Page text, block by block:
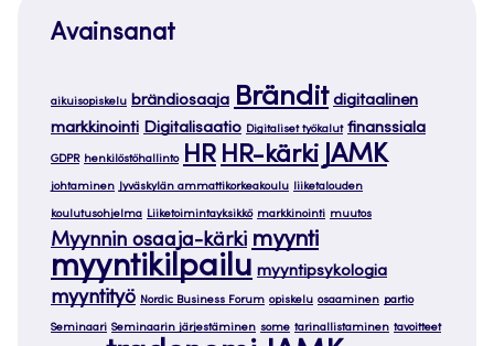
Avainsanat
aikuisopiskelu brändiosaaja Brändit digitaalinen
markkinointi Digitalisaatio Digitaliset työkalut finanssiala
GDPR henkilöstöhallinto HR HR-kärki JAMK
johtaminen Jyväskylän ammattikorkeakoulu liiketalouden
koulutusohjelma Liiketoimintayksikkö markkinointi muutos
Myynnin osaaja-kärki myynti
myyntikilpailu myyntipsykologia
myyntityö Nordic Business Forum opiskelu osaaminen partio
Seminaari Seminaarin järjestäminen some tarinallistaminen tavoitteet